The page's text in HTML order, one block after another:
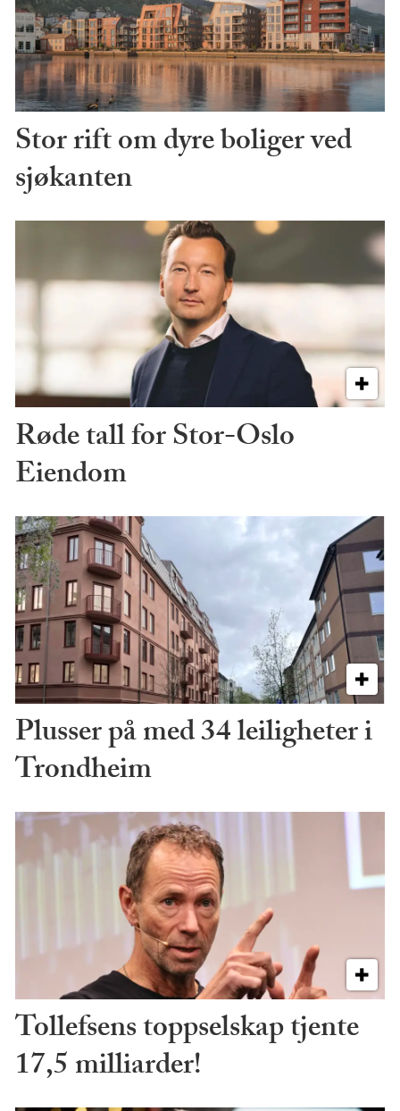
Stor rift om dyre boliger ved
sjøkanten
Røde tall for Stor-Oslo
Eiendom
Plusser på med 34 leiligheter i
Trondheim
Tollefsens toppselskap tjente
17,5 milliarder!